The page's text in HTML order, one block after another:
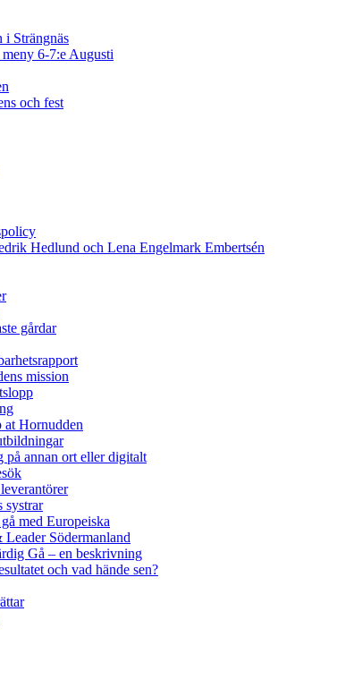
i Strängnäs
6-7:e Augusti
och fest
Hedlund och Lena Engelmark Embertsén
gårdar
mission
at Hornudden
på annan ort eller digitalt
systrar
med Europeiska
Södermanland
Gå – en beskrivning
och vad hände sen?